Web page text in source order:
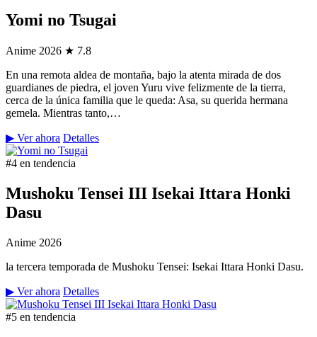
Yomi no Tsugai
Anime 2026 ★ 7.8
En una remota aldea de montaña, bajo la atenta mirada de dos
guardianes de piedra, el joven Yuru vive felizmente de la tierra,
cerca de la única familia que le queda: Asa, su querida hermana
gemela. Mientras tanto,…
▶ Ver ahora Detalles
#4 en tendencia
Mushoku Tensei III Isekai Ittara Honki
Dasu
Anime 2026
la tercera temporada de Mushoku Tensei: Isekai Ittara Honki Dasu.
▶ Ver ahora Detalles
#5 en tendencia